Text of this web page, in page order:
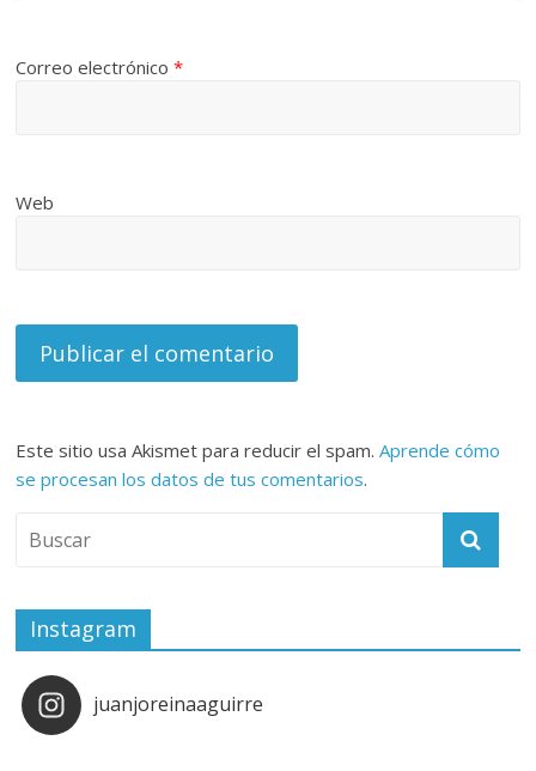
Correo electrónico*
Web
Este sitio usa Akismet para reducir el spam.Aprende cómo
se procesan los datos de tus comentarios.
Instagram
juanjoreinaaguirre